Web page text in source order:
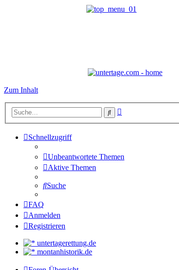
Zum Inhalt
Suche
Schnellzugriff
Unbeantwortete Themen
Aktive Themen
Suche
FAQ
Anmelden
Registrieren
untertagerettung.de
montanhistorik.de